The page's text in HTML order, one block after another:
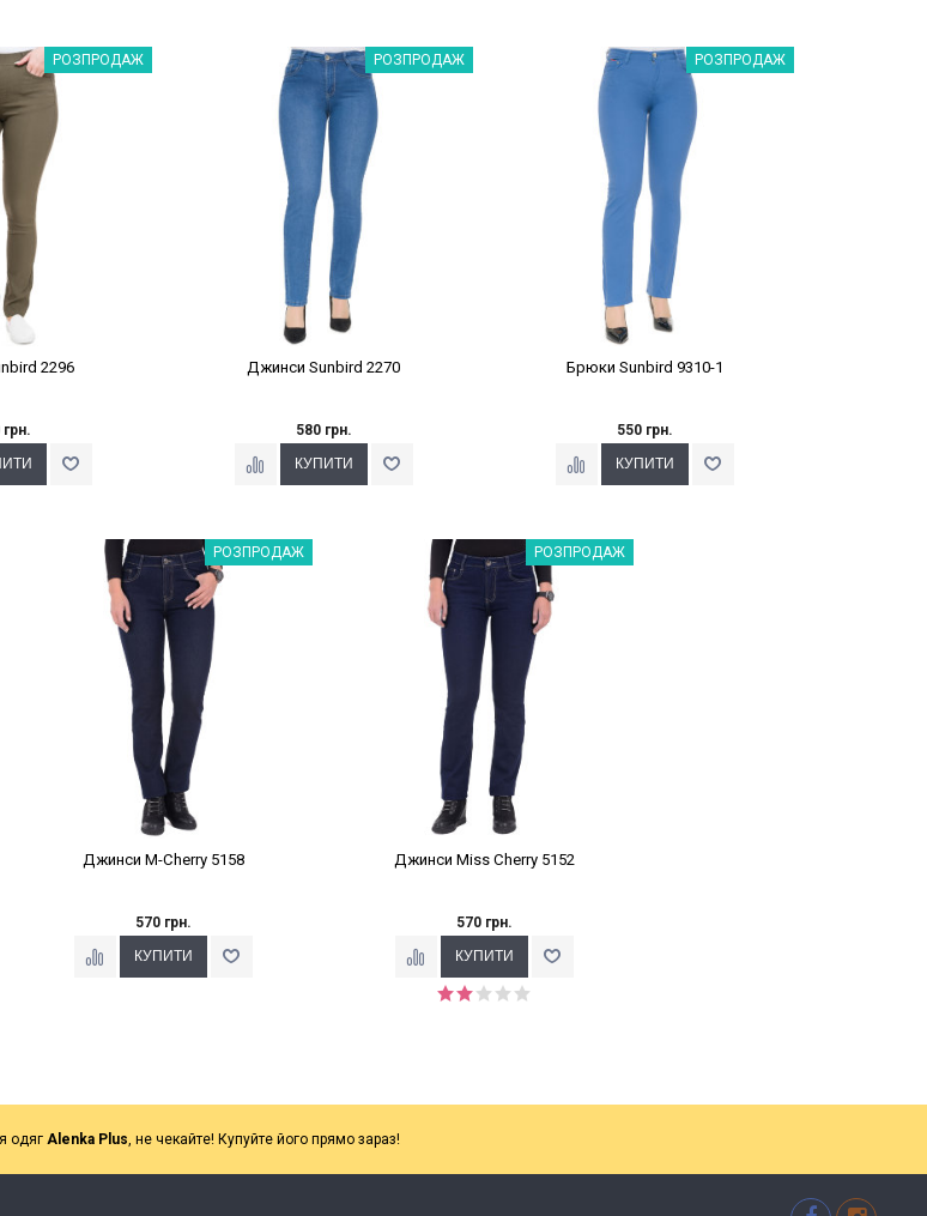
з %
РОЗПРОДАЖ
2296
грн.
Наклейки Варіант з %РОЗПРОДАЖ
Джинси Sunbird 2270
580 грн.
Наклейки Варіант з %РОЗПРОДАЖ
Брюки Sunbird 9310-1
550 грн.
Наклейки Варіант з %РОЗПРОДАЖ
Джинси M-Cherry 5158
570 грн.
Наклейки Варіант з %РОЗПРОДАЖ
Джинси Miss Cherry 5152
570 грн.
одяг Alenka Plus , не чекайте! Купуйте його прямо зараз!